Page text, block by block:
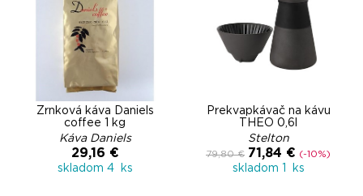
Zrnková káva Daniels
coffee 1 kg
Káva Daniels
29,16 €
skladom 4 ks
Prekvapkávač na kávu
THEO 0,6l
Stelton
79,80 € 71,84 € (-10%)
skladom 1 ks